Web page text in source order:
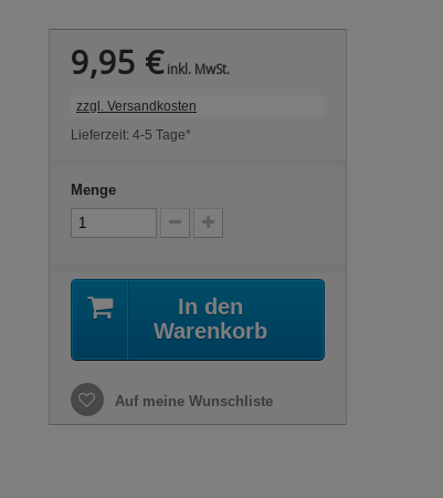
9,95 €inkl. MwSt.
zzgl. Versandkosten
Lieferzeit: 4-5 Tage*
Menge
In den
Warenkorb
Auf meine Wunschliste